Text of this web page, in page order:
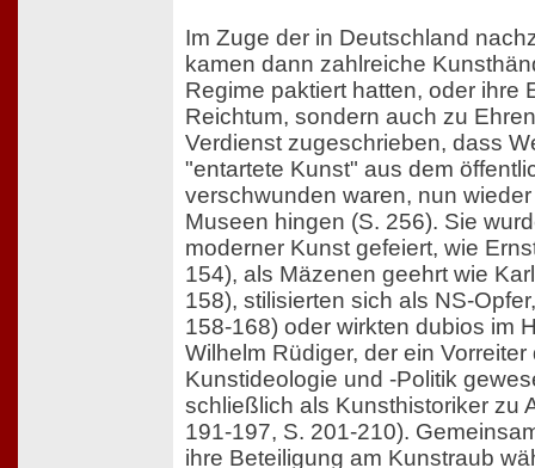
Im Zuge der in Deutschland
kamen dann zahlreiche
Regime paktiert hatten, oder ihre
Reichtum, sondern auch zu
Verdienst zugeschrieben, dass
"entartete Kunst" aus dem
verschwunden waren, nun
Museen hingen (S. 256). Sie
moderner Kunst gefeiert, wie
154), als Mäzenen geehrt wie
158), stilisierten sich als NS-
158-168) oder wirkten dubios im
Wilhelm Rüdiger, der ein Vorreiter
Kunstideologie und -Politik
schließlich als Kunsthistoriker zu
191-197, S. 201-210).
ihre Beteiligung am Kunstraub